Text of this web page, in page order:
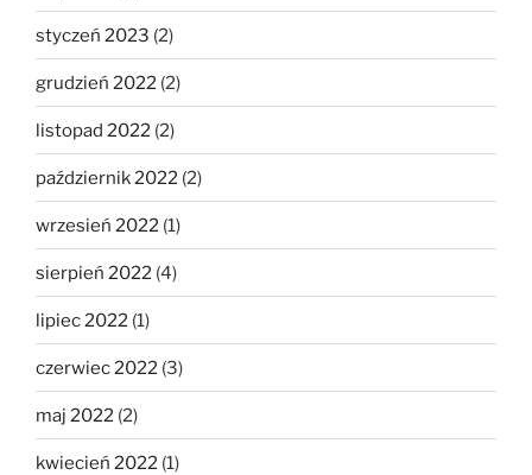
styczeń 2023 (2)
grudzień 2022 (2)
listopad 2022 (2)
październik 2022 (2)
wrzesień 2022 (1)
sierpień 2022 (4)
lipiec 2022 (1)
czerwiec 2022 (3)
maj 2022 (2)
kwiecień 2022 (1)